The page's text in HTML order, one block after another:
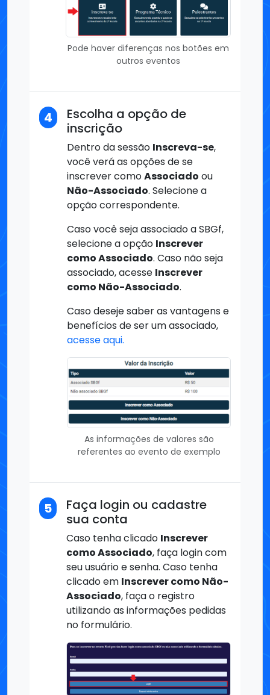
Pode haver diferenças nos botões em
outros eventos
4
Escolha a opção de
inscrição
Dentro da sessão Inscreva-se,
você verá as opções de se
inscrever comoAssociado ou
Não-Associado. Selecione a
opção correspondente.
Caso você seja associado a SBGf,
selecione a opção Inscrever
como Associado. Caso não seja
associado, acesse Inscrever
como Não-Associado.
Caso deseje saber as vantagens e
benefícios de ser um associado,
acesse aqui.
As informações de valores são
referentes ao evento de exemplo
5
Faça login ou cadastre
sua conta
Caso tenha clicado Inscrever
como Associado, faça login com
seu usuário e senha. Caso tenha
clicado em Inscrever como Não-
Associado, faça o registro
utilizando as informações pedidas
no formulário.